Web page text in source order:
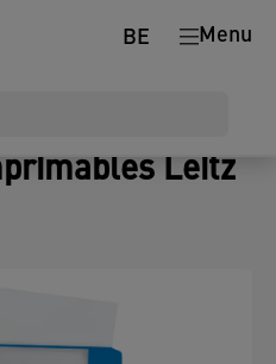
Menu
BE
Leitz